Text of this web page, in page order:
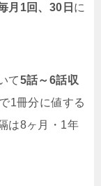
月1回、30日 に
て5話～6話収
1冊分に値する
は8ヶ月・1年